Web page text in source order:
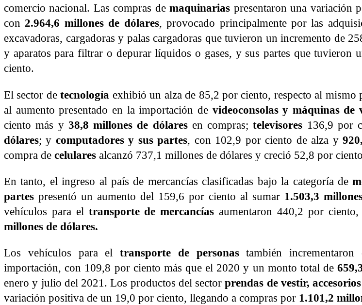
comercio nacional. Las compras demaquinarias presentaron una variación
con 2.964,6 millones de dólares, provocado principalmente por las
excavadoras, cargadoras y palas cargadoras que tuvieron un incremento de
y aparatos para filtrar o depurar líquidos o gases, y sus partes que tuvieron
ciento.
El sector detecnología exhibió un alza de 85,2 por ciento, respecto al mismo
al aumento presentado en la importación de videoconsolas y máquinas de
ciento más y 38,8 millones de dólaresen compras; televisores 136,9 por
dólares; y computadores y sus partes, con 102,9 por ciento de alza y
compra de celulares alcanzó 737,1 millones de dólares y creció 52,8 por
En tanto, el ingreso al país de mercancías clasificadas bajo la categoría de
partes presentó un aumento del 159,6 por ciento al sumar 1.503,3
vehículos para el transporte de mercancías aumentaron 440,2 por
millones de dólares.
Los vehículos para el transporte de personastambién incrementaron
importación, con 109,8 por ciento más que el 2020 y un monto total de
enero y julio del 2021. Los productos del sectorprendas de vestir,
variación positiva de un 19,0 por ciento, llegando a compras por 1.101,2